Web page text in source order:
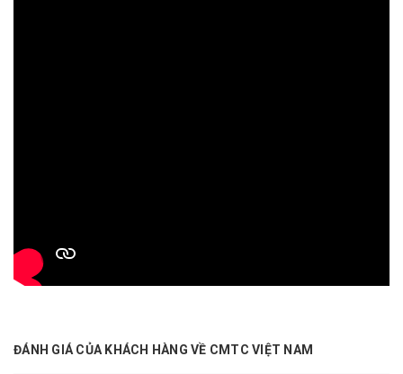
ĐÁNH GIÁ CỦA KHÁCH HÀNG VỀ CMTC VIỆT NAM